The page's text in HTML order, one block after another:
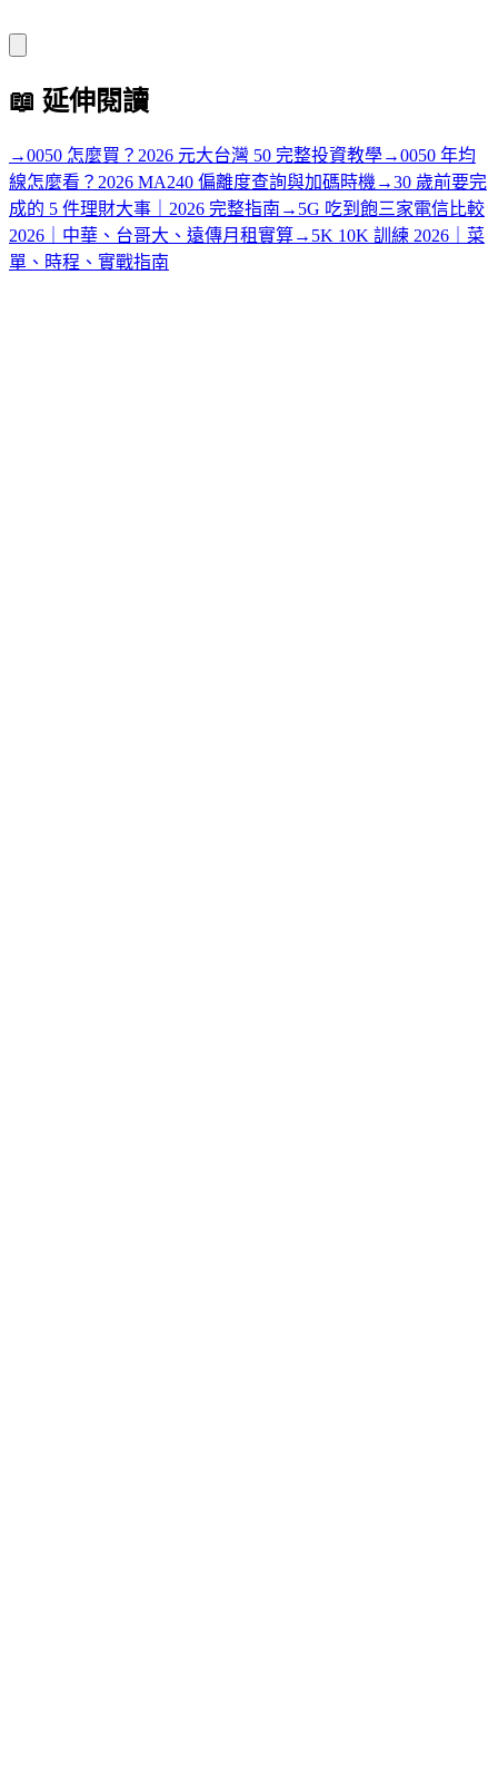
📖 延伸閱讀
→0050 怎麼買？2026 元大台灣 50 完整投資教學→0050 年均
線怎麼看？2026 MA240 偏離度查詢與加碼時機 →30 歲前要完
成的 5 件理財大事｜2026 完整指南 → 5G 吃到飽三家電信比較
2026｜中華、台哥大、遠傳月租實算→ 5K 10K 訓練 2026｜菜
單、時程、實戰指南